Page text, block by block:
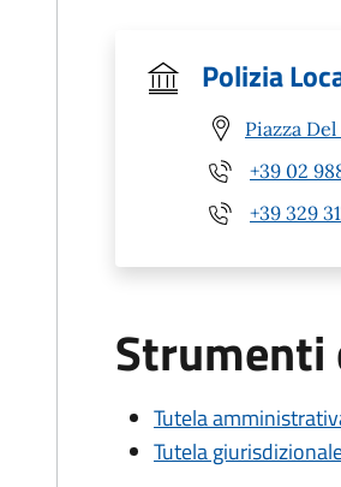
Polizia
Piazza
+39 02
+39 329
Tutela
Tutela